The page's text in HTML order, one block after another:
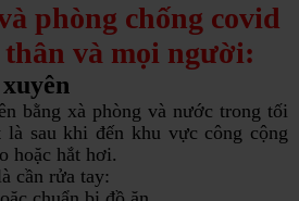
phòng chống covid
thân và mọi người:
bằng xà phòng và nước trong tối
sau khi đến khu vực công cộng
hoặc hắt hơi.
cần rửa tay: